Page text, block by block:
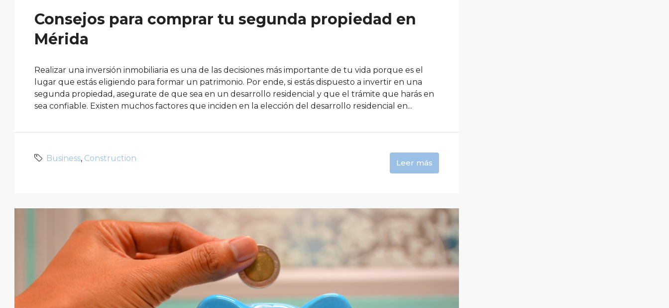
Consejos para comprar tu segunda propiedad en
Mérida
Realizar una inversión inmobiliaria es una de las decisiones más importante de tu vida porque es el
lugar que estás eligiendo para formar un patrimonio. Por ende, si estás dispuesto a invertir en una
segunda propiedad, asegurate de que sea en un desarrollo residencial y que el trámite que harás en
sea confiable. Existen muchos factores que inciden en la elección del desarrollo residencial en...
Business, Construction Leer más